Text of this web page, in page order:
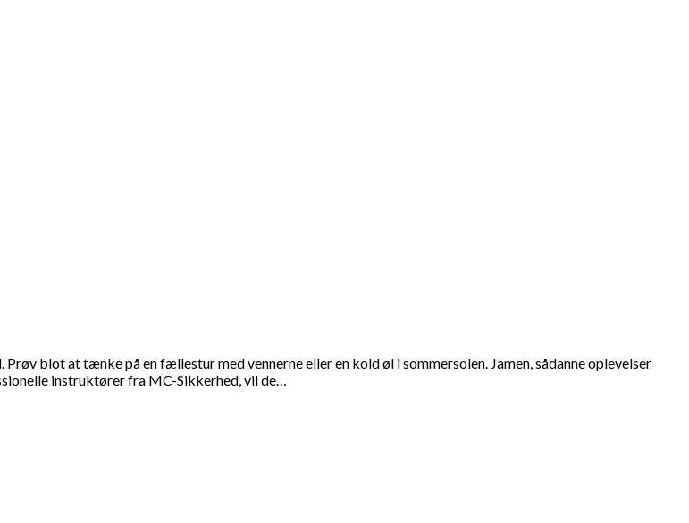
blot at tænke på en fællestur med vennerne eller en kold øl i sommersolen. Jamen, sådanne oplevelser
instruktører fra MC-Sikkerhed, vil de…